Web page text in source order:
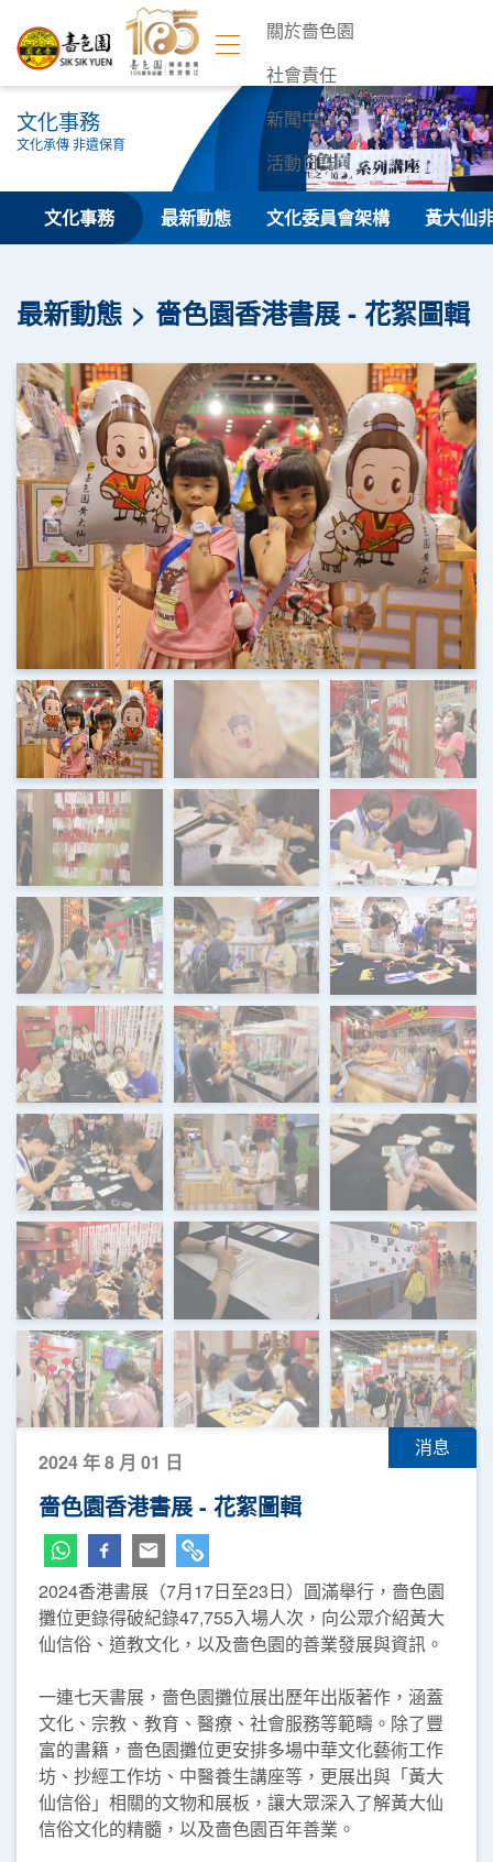
關於嗇色園
社會責任
新聞中心
活動日誌
聯絡我們
文化事務
文化承傳 非遺保育
文化事務 最新動態 文化委員會架構 黃大仙
最新動態 嗇色園香港書展 - 花絮圖輯
上一頁 下一頁
消息
2024 年 8 月 01 日
嗇色園香港書展 - 花絮圖輯
2024香港書展（7月17日至23日）圓滿舉行，嗇色園
攤位更錄得破紀錄47,755入場人次，向公眾介紹黃大
仙信俗、道教文化，以及嗇色園的善業發展與資訊。
一連七天書展，嗇色園攤位展出歷年出版著作，涵蓋
文化、宗教、教育、醫療、社會服務等範疇。除了豐
富的書籍，嗇色園攤位更安排多場中華文化藝術工作
坊、抄經工作坊、中醫養生講座等，更展出與「黃大
仙信俗」相關的文物和展板，讓大眾深入了解黃大仙
信俗文化的精髓，以及嗇色園百年善業。